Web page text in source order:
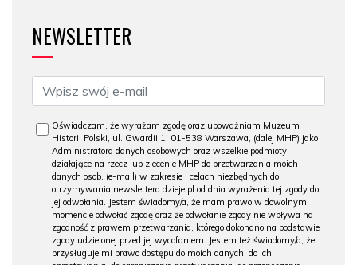
NEWSLETTER
Oświadczam, że wyrażam zgodę oraz upoważniam Muzeum
Historii Polski, ul. Gwardii 1, 01-538 Warszawa, (dalej MHP) jako
Administratora danych osobowych oraz wszelkie podmioty
działające na rzecz lub zlecenie MHP do przetwarzania moich
danych osob. (e-mail) w zakresie i celach niezbędnych do
otrzymywania newslettera dzieje.pl od dnia wyrażenia tej zgody do
jej odwołania. Jestem świadomy/a, że mam prawo w dowolnym
momencie odwołać zgodę oraz że odwołanie zgody nie wpływa na
zgodność z prawem przetwarzania, którego dokonano na podstawie
zgody udzielonej przed jej wycofaniem. Jestem też świadomy/a, że
przysługuje mi prawo dostępu do moich danych, do ich